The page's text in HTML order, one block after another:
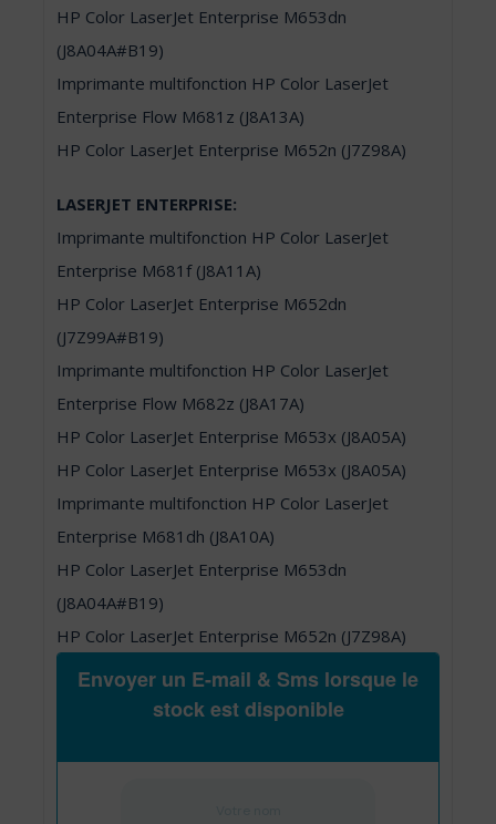
HP Color LaserJet Enterprise M653dn
(J8A04A#B19)
Imprimante multifonction HP Color LaserJet
Enterprise Flow M681z (J8A13A)
HP Color LaserJet Enterprise M652n (J7Z98A)
LASERJET ENTERPRISE:
Imprimante multifonction HP Color LaserJet
Enterprise M681f (J8A11A)
HP Color LaserJet Enterprise M652dn
(J7Z99A#B19)
Imprimante multifonction HP Color LaserJet
Enterprise Flow M682z (J8A17A)
HP Color LaserJet Enterprise M653x (J8A05A)
HP Color LaserJet Enterprise M653x (J8A05A)
Imprimante multifonction HP Color LaserJet
Enterprise M681dh (J8A10A)
HP Color LaserJet Enterprise M653dn
(J8A04A#B19)
HP Color LaserJet Enterprise M652n (J7Z98A)
Envoyer un E-mail & Sms lorsque le
stock est disponible